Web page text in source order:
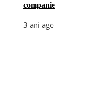
companie
3 ani ago